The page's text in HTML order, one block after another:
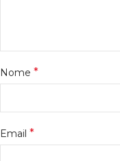
Nome *
Email *